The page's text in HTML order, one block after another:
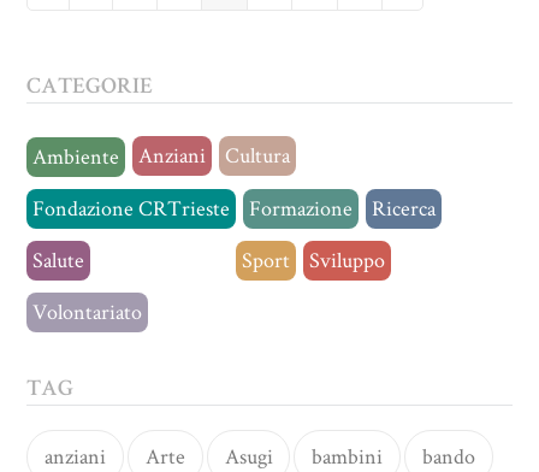
CATEGORIE
Ambiente Anziani
Cultura
Fondazione CRTrieste
Formazione
Ricerca
Salute
Sport
Sviluppo
Volontariato
TAG
anziani Arte Asugi bambini bando